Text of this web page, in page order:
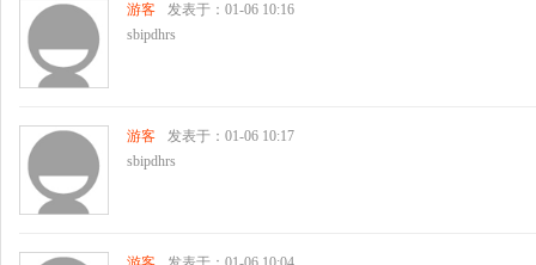
游客
发表于：01-06 10:16
sbipdhrs
游客
发表于：01-06 10:17
sbipdhrs